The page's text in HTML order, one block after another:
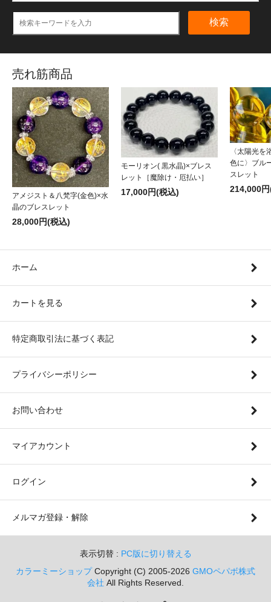
検索
売れ筋商品
アメジスト＆八梵字(金色)×水
晶のブレスレット
28,000円(税込)
モーリオン( 黒水晶)×ブレス
レット［魔除け・厄払い］
17,000円(税込)
〈太陽光を
色に〉ブル
スレット
214,000
ホーム
カートを見る
特定商取引法に基づく表記
プライバシーポリシー
お問い合わせ
マイアカウント
ログイン
メルマガ登録・解除
表示切替 : PC版に切り替える
カラーミーショップCopyright (C) 2005-2026 GMOペパボ株式
会社 All Rights Reserved.